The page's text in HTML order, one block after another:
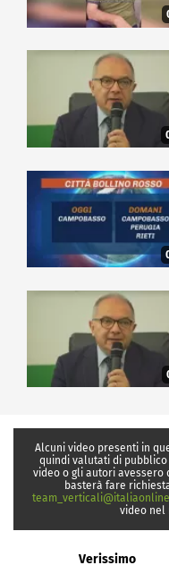
Alcuni video presenti in
quindi valutati di pubblico
video o gli autori
basterà fare
video nel
Verissimo